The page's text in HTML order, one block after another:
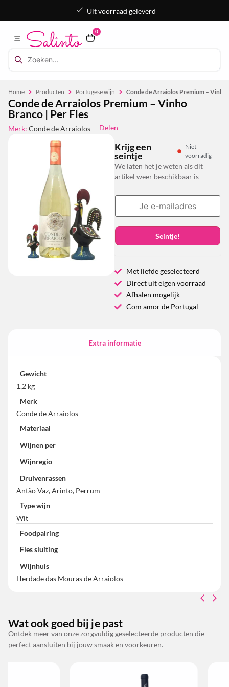
Uit voorraad geleverd
0
Home Producten Portugese wijn Conde de Arraiolos Premium – Vinho
Conde de Arraiolos Premium – Vinho
Branco | Per Fles
Merk: Conde de Arraiolos Delen
Krijg een
seintje
Niet
voorradig
We laten het je weten als dit
artikel weer beschikbaar is
Seintje!
Met liefde geselecteerd
Direct uit eigen voorraad
Afhalen mogelijk
Com amor de Portugal
Extra informatie
Gewicht
1,2 kg
Merk
Conde de Arraiolos
Materiaal
Wijnen per
Wijnregio
Druivenrassen
Antão Vaz, Arinto, Perrum
Type wijn
Wit
Foodpairing
Fles sluiting
Wijnhuis
Herdade das Mouras de Arraiolos
Wat ook goed bij je past
Ontdek meer van onze zorgvuldig geselecteerde producten die
perfect aansluiten bij jouw smaak en voorkeuren.